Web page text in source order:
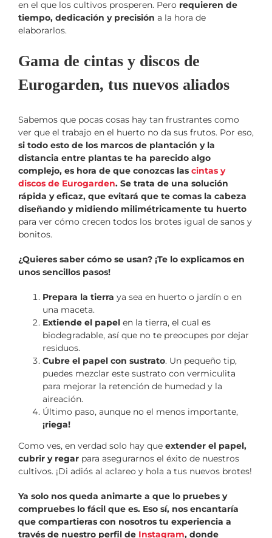
en el que los cultivos prosperen. Pero requieren de
tiempo, dedicación y precisión a la hora de
elaborarlos.
Gama de cintas y discos de
Eurogarden, tus nuevos aliados
Sabemos que pocas cosas hay tan frustrantes como
ver que el trabajo en el huerto no da sus frutos. Por eso,
si todo esto de los marcos de plantación y la
distancia entre plantas te ha parecido algo
complejo, es hora de que conozcas las cintas y
discos de Eurogarden. Se trata de una solución
rápida y eficaz, que evitará que te comas la cabeza
diseñando y midiendo milimétricamente tu huerto
para ver cómo crecen todos los brotes igual de sanos y
bonitos.
¿Quieres saber cómo se usan? ¡Te lo explicamos en
unos sencillos pasos!
Prepara la tierra ya sea en huerto o jardín o en
una maceta.
Extiende el papel en la tierra, el cual es
biodegradable, así que no te preocupes por dejar
residuos.
Cubre el papel con sustrato. Un pequeño tip,
puedes mezclar este sustrato con vermiculita
para mejorar la retención de humedad y la
aireación.
Último paso, aunque no el menos importante,
¡riega!
Como ves, en verdad solo hay que extender el papel,
cubrir y regar para asegurarnos el éxito de nuestros
cultivos. ¡Di adiós al aclareo y hola a tus nuevos brotes!
Ya solo nos queda animarte a que lo pruebes y
compruebes lo fácil que es. Eso sí, nos encantaría
que compartieras con nosotros tu experiencia a
través de nuestro perfil de Instagram, donde